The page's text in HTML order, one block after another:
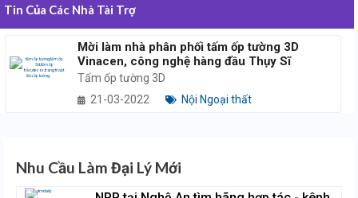
Tin Của Các Nhà Tài Trợ
Mời làm nhà phân phối tấm ốp tường 3D
Vinacen, công nghệ hàng đầu Thụy Sĩ
Tấm ốp tường 3D
21-03-2022
Nội Ngoại thất
Nhu Cầu Làm Đại Lý Mới